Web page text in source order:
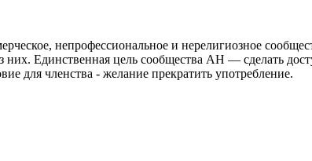
непрофессиональное и нерелигиозное
них. Единственная цель сообщества АН — сделать
для членства - желание прекратить употребление.